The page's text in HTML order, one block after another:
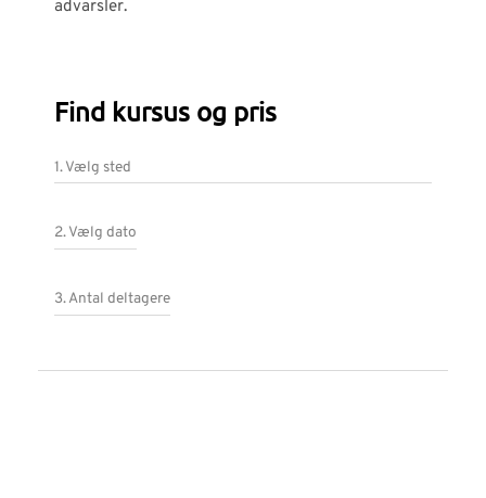
advarsler.
Find kursus og pris
1. Vælg sted
2. Vælg dato
3. Antal deltagere